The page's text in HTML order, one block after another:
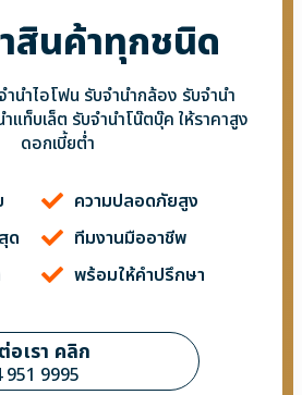
สินค้าทุกชนิด
นำไอโฟน รับจำนำกล้อง รับจำนำ
แท็บเล็ต รับจำนำโน๊ตบุ๊ค ให้ราคาสูง
ดอกเบี้ยต่ำ
ด
ความปลอดภัยสูง
ทีมงานมืออาชีพ
พร้อมให้คำปรึกษา
อเรา คลิก
951 9995